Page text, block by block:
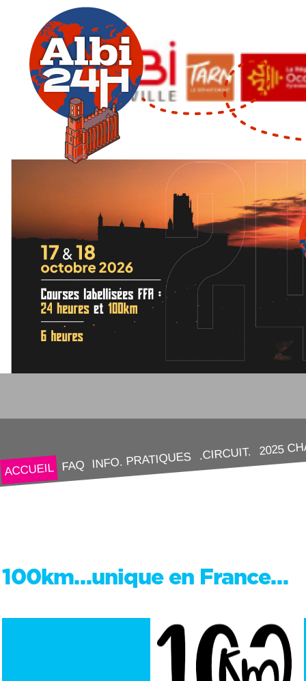
ACCUEIL FAQ INFO. PRATIQUES .CIRCUIT. 2025
100km…unique en France…